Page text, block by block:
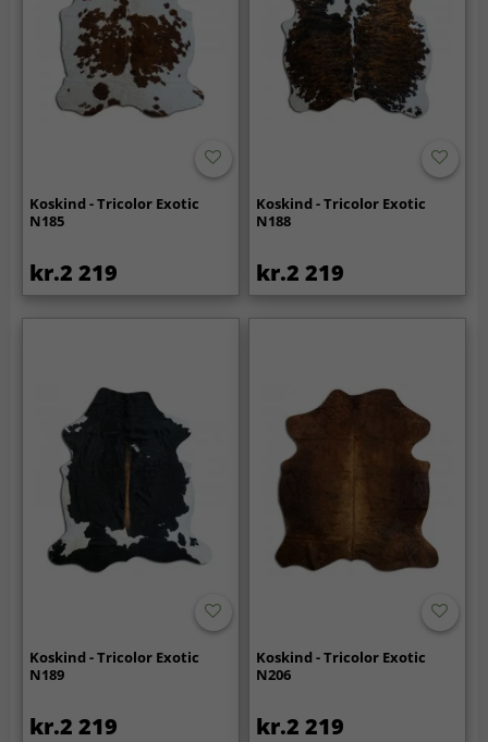
Koskind - Tricolor Exotic
N185
kr.2 219
Koskind - Tricolor Exotic
N188
kr.2 219
Koskind - Tricolor Exotic
N189
kr.2 219
Koskind - Tricolor Exotic
N206
kr.2 219